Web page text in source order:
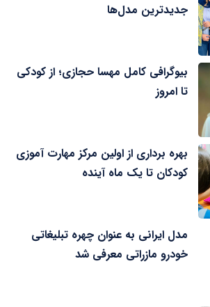
جدیدترین مدل‌ها
بیوگرافی کامل مهسا حجازی؛ از کودکی
تا امروز
بهره برداری از اولین مرکز مهارت آموزی
کودکان تا یک ماه آینده
مدل ایرانی به عنوان چهره تبلیغاتی
خودرو مازراتی معرفی شد